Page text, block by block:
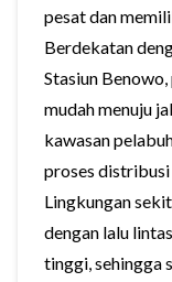
pesat dan
Berdekatan
Stasiun
mudah menuju
kawasan
proses
Lingkungan
dengan lalu
tinggi, sehingga